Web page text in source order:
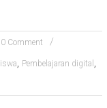
0 Comment
, Pembelajaran digital ,